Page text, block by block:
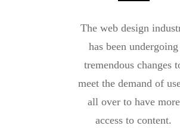
The web design
has been undergoing
tremendous changes
meet the demand of
all over to have more
access to content.